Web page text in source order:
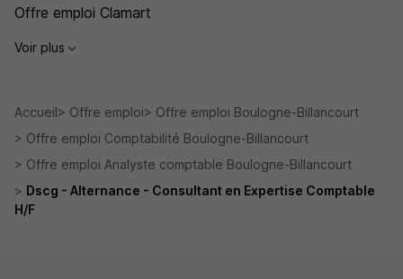
Offre emploi Clamart
Voir plus
Accueil Offre emploi
Offre emploi Boulogne-Billancourt
Offre emploi Comptabilité Boulogne-Billancourt
Offre emploi Analyste comptable Boulogne-Billancourt
Dscg - Alternance - Consultant en Expertise Comptable
H/F